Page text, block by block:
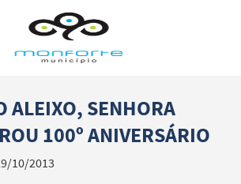
ALEIXO, SENHORA
100º ANIVERSÁRIO
10/2013